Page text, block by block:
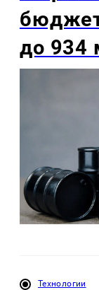
до 934
Технологии